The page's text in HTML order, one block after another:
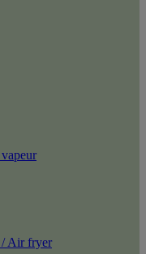
/ Air fryer